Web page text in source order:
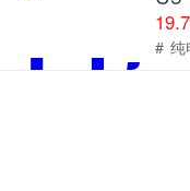
# 纯